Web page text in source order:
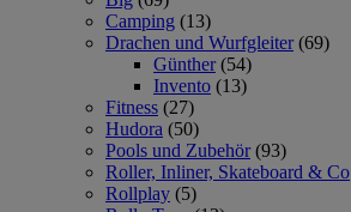
Camping (13)
Drachen und Wurfgleiter (69)
Günther (54)
Invento (13)
Fitness (27)
Hudora (50)
Pools und Zubehör (93)
Roller, Inliner, Skateboard & Co
Rollplay (5)